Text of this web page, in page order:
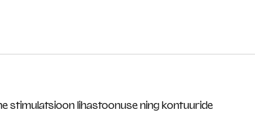
stimulatsioon lihastoonuse ning kontuuride